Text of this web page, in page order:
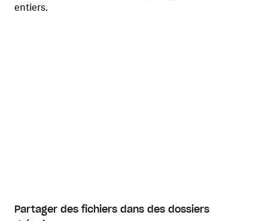
entiers.
Partager des fichiers dans des dossiers